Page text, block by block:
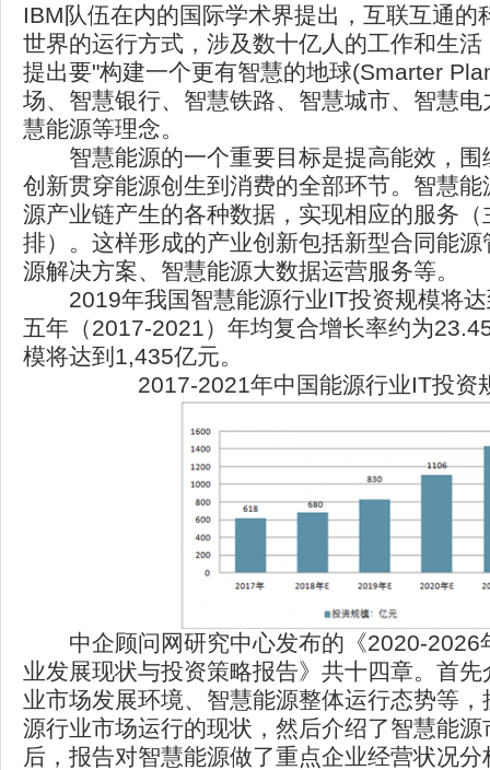
IBM队伍在内的国际学术界提出，互联互通的
世界的运行方式，涉及数十亿人的工作和生
提出要"构建一个更有智慧的地球(Smarter
场、智慧银行、智慧铁路、智慧城市、智慧
慧能源等理念。
智慧能源的一个重要目标是提高能效，
创新贯穿能源创生到消费的全部环节。智慧
源产业链产生的各种数据，实现相应的服务（
排）。这样形成的产业创新包括新型合同能
源解决方案、智慧能源大数据运营服务等。
2019年我国智慧能源行业IT投资规模将
五年（2017-2021）年均复合增长率约为
模将达到1,435亿元。
2017-2021年中国能源行业IT投资
中企顾问网研究中心发布的《2020-2026
业发展现状与投资策略报告》共十四章。首
业市场发展环境、智慧能源整体运行态势等
源行业市场运行的现状，然后介绍了智慧能
后，报告对智慧能源做了重点企业经营状况